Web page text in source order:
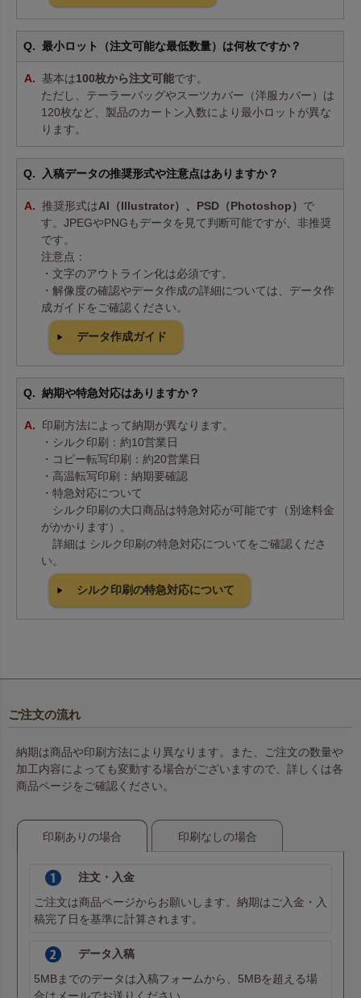
最小ロット（注文可能な最低数量）は何枚ですか？
基本は100枚から注文可能です。
ただし、テーラーバッグやスーツカバー（洋服カバー）は
120枚など、製品のカートン入数により最小ロットが異な
ります。
入稿データの推奨形式や注意点はありますか？
推奨形式はAI（Illustrator）、PSD（Photoshop） で
す。JPEGやPNGもデータを見て判断可能ですが、非推奨
です。
注意点：
・文字のアウトライン化は必須です。
・解像度の確認やデータ作成の詳細については、データ作
成ガイドをご確認ください。
データ作成ガイド
納期や特急対応はありますか？
印刷方法によって納期が異なります。
・シルク印刷：約10営業日
・コピー転写印刷：約20営業日
・高温転写印刷：納期要確認
・特急対応について
シルク印刷の大口商品は特急対応が可能です（別途料金
がかかります）。
詳細は シルク印刷の特急対応についてをご確認くださ
い。
シルク印刷の特急対応について
ご注文の流れ
納期は商品や印刷方法により異なります。また、ご注文の数量や
加工内容によっても変動する場合がございますので、詳しくは各
商品ページをご確認ください。
印刷ありの場合 印刷なしの場合
注文・入金
ご注文は商品ページからお願いします。納期はご入金・入
稿完了日を基準に計算されます。
データ入稿
5MBまでのデータは 入稿フォームから、5MBを超える場
合は メールでお送りください。